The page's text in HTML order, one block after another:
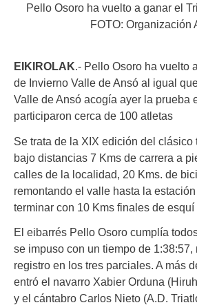
Pello Osoro ha vuelto a ganar el
FOTO: Organización
EIKIROLAK.- Pello Osoro ha vuelto
de Invierno Valle de Ansó al igual
Valle de Ansó acogía ayer la prueba
participaron cerca de 100 atletas
Se trata de la XIX edición del
bajo distancias 7 Kms de carrera a
calles de la localidad, 20 Kms. de
remontando el valle hasta la
terminar con 10 Kms finales de esquí
El eibarrés Pello Osoro cumplía
se impuso con un tiempo de
registro en los tres parciales. A más
entró el navarro Xabier Orduna
y el cántabro Carlos Nieto (A.D.